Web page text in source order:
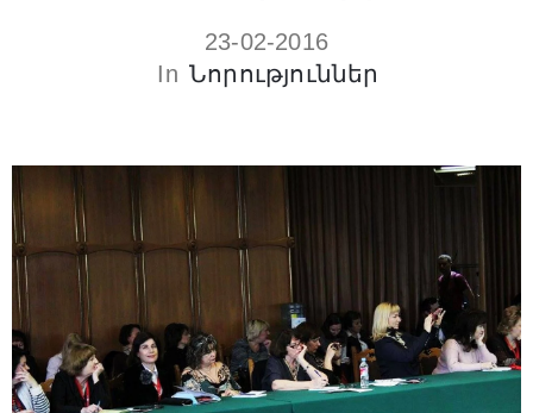
23-02-2016
In Նորություններ